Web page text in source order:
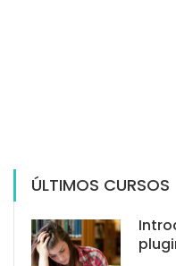
ÚLTIMOS CURSOS